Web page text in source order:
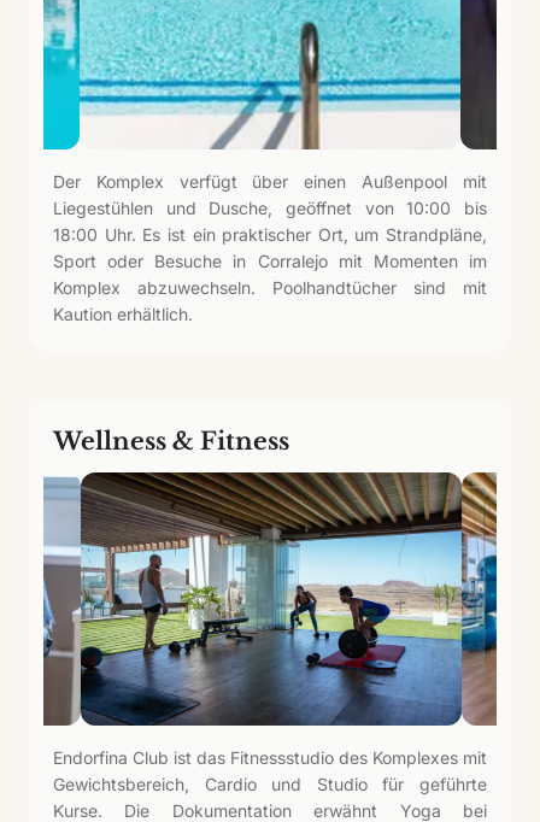
Der Komplex verfügt über einen Außenpool mit
Liegestühlen und Dusche, geöffnet von 10:00 bis
18:00 Uhr. Es ist ein praktischer Ort, um Strandpläne,
Sport oder Besuche in Corralejo mit Momenten im
Komplex abzuwechseln. Poolhandtücher sind mit
Kaution erhältlich.
Wellness & Fitness
Endorfina Club ist das Fitnessstudio des Komplexes mit
Gewichtsbereich, Cardio und Studio für geführte
Kurse. Die Dokumentation erwähnt Yoga bei